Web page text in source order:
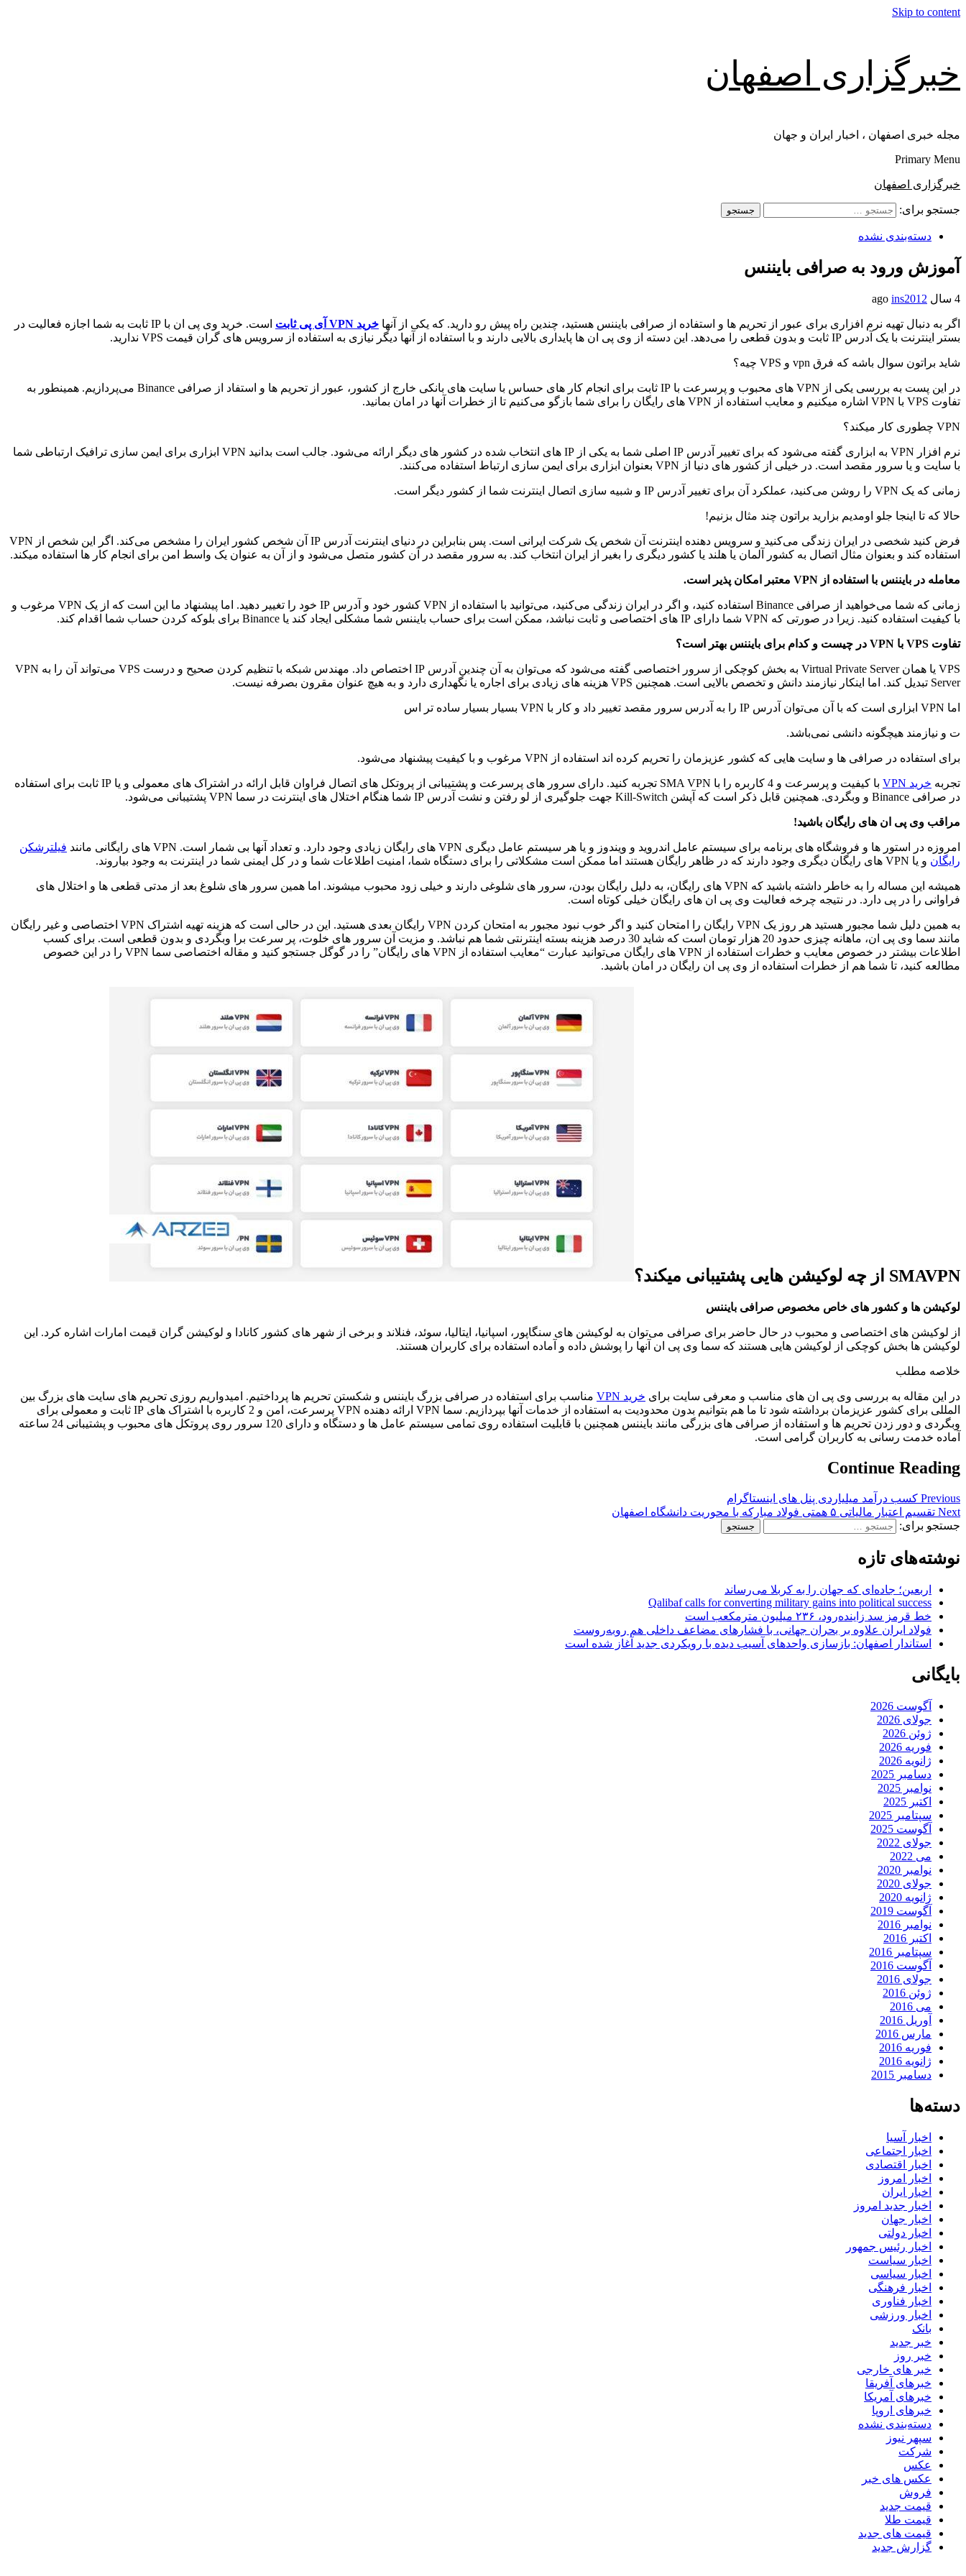
Skip to content
خبرگزاری اصفهان
مجله خبری اصفهان ، اخبار ایران و جهان
Primary Menu
خبرگزاری اصفهان
جستجو برای:
دسته‌بندی نشده
آموزش ورود به صرافی بایننس
4 سال ago ins2012
اگر به دنبال تهیه نرم افزاری برای عبور از تحریم ها و استفاده از صرافی بایننس هستید، چندین راه پیش رو دارید. که یکی از آنها خرید VPN آی پی ثابت
است. خرید وی پی ان با IP ثابت به شما اجازه فعالیت در
بستر اینترنت با یک آدرس IP ثابت و بدون قطعی را می‌دهد. این دسته از وی پی ان ها پایداری بالایی دارند و با استفاده از آنها دیگر نیازی به استفاده از سرویس های گران قیمت VPS ندارید.
شاید براتون سوال باشه که فرق vpn و VPS چیه؟
در این پست به بررسی یکی از VPN های محبوب و پرسرعت با IP ثابت برای انجام کار های حساس با سایت های بانکی خارج از کشور، عبور از تحریم ها و استفاد از صرافی Binance می‌پردازیم. همینطور به
تفاوت VPS با VPN اشاره میکنیم و معایب استفاده از VPN های رایگان را برای شما بازگو می‌کنیم تا از خطرات آنها در امان بمانید.
VPN چطوری کار میکند؟
نرم افزار VPN به ابزاری گفته می‌شود که برای تغییر آدرس IP اصلی شما به یکی از IP های انتخاب شده در کشور های دیگر ارائه می‌شود. جالب است بدانید VPN ابزاری برای ایمن سازی ترافیک ارتباطی شما
با سایت و یا سرور مقصد است. در خیلی از کشور های دنیا از VPN بعنوان ابزاری برای ایمن سازی ارتباط استفاده می‌کنند.
زمانی که یک VPN را روشن می‌کنید، عملکرد آن برای تغییر آدرس IP و شبیه سازی اتصال اینترنت شما از کشور دیگر است.
حالا که تا اینجا جلو اومدیم بزارید براتون چند مثال بزنیم!
فرض کنید شخصی در ایران زندگی می‌کنید و سرویس دهنده اینترنت آن شخص یک شرکت ایرانی است. پس بنابراین در دنیای اینترنت آدرس IP آن شخص کشور ایران را مشخص می‌کند. اگر این شخص از VPN
استفاده کند و بعنوان مثال اتصال به کشور آلمان یا هلند یا کشور دیگری را بغیر از ایران انتخاب کند. به سرور مقصد در آن کشور متصل می‌شود و از آن به عنوان یک واسط امن برای انجام کار ها استفاده میکند.
معامله در بایننس با استفاده از VPN معتبر امکان پذیر است.
زمانی که شما می‌خواهید از صرافی Binance استفاده کنید، و اگر در ایران زندگی می‌کنید، می‌توانید با استفاده از VPN کشور خود و آدرس IP خود را تغییر دهید. اما پیشنهاد ما این است که از یک VPN مرغوب و
با کیفیت استفاده کنید. زیرا در صورتی که VPN شما دارای IP های اختصاصی و ثابت نباشد، ممکن است برای حساب بایننس شما مشکلی ایجاد کند یا Binance برای بلوکه کردن حساب شما اقدام کند.
تفاوت VPS با VPN در چیست و کدام برای بایننس بهتر است؟
VPS یا همان Virtual Private Server به بخش کوچکی از سرور اختصاصی گفته می‌شود که می‌توان به آن چندین آدرس IP اختصاص داد. مهندس شبکه با تنظیم کردن صحیح و درست VPS می‌تواند آن را به VPN
Server تبدیل کند. اما اینکار نیازمند دانش و تخصص بالایی است. همچنین VPS هزینه های زیادی برای اجاره یا نگهداری دارد و به هیچ عنوان مقرون بصرفه نیست.
اما VPN ابزاری است که با آن می‌توان آدرس IP را به آدرس سرور مقصد تغییر داد و کار با VPN بسیار بسیار ساده تر اس
ت و نیازمند هیچگونه دانشی نمی‌باشد.
برای استفاده در صرافی ها و سایت هایی که کشور عزیزمان را تحریم کرده اند استفاده از VPN مرغوب و با کیفیت پیشنهاد می‌شود.
تجربه خرید VPN
با کیفیت و پرسرعت و 4 کاربره را با SMA VPN تجربه کنید. دارای سرور های پرسرعت و پشتیبانی از پروتکل های اتصال فراوان قابل ارائه در اشتراک های معمولی و یا IP ثابت برای استفاده
در صرافی Binance و وبگردی. همچنین قابل ذکر است که آپشن Kill-Switch جهت جلوگیری از لو رفتن و نشت آدرس IP شما هنگام اختلال های اینترنت در سما VPN پشتیبانی می‌شود.
مراقب وی پی ان های رایگان باشید!
امروزه در استور ها و فروشگاه های برنامه برای سیستم عامل اندروید و ویندوز و یا هر سیستم عامل دیگری VPN های رایگان زیادی وجود دارد. و تعداد آنها بی شمار است. VPN های رایگانی مانند
فیلترشکن
رایگان و یا VPN های رایگان دیگری وجود دارند که در ظاهر رایگان هستند اما ممکن است مشکلاتی را برای دستگاه شما، امنیت اطلاعات شما و در کل ایمنی شما در اینترنت به وجود بیاروند.
همیشه این مساله را به خاطر داشته باشید که VPN های رایگان، به دلیل رایگان بودن، سرور های شلوغی دارند و خیلی زود محبوب میشوند. اما همین سرور های شلوغ بعد از مدتی قطعی ها و اختلال های
فراوانی را در پی دارد. در نتیجه چرخه فعالیت وی پی ان های رایگان خیلی کوتاه است.
به همین دلیل شما مجبور هستید هر روز یک VPN رایگان را امتحان کنید و اگر خوب نبود مجبور به امتحان کردن VPN رایگان بعدی هستید. این در حالی است که هزینه تهیه اشتراک VPN اختصاصی و غیر رایگان
مانند سما وی پی ان، ماهانه چیزی حدود 20 هزار تومان است که شاید 30 درصد هزینه بسته اینترنتی شما هم نباشد. و مزیت آن سرور های خلوت، پر سرعت برا وبگردی و بدون قطعی است. برای کسب
اطلاعات بیشتر در خصوص معایب و خطرات استفاده از VPN های رایگان می‌توانید عبارت “معایب استفاده از VPN های رایگان” را در گوگل جستجو کنید و مقاله اختصاصی سما VPN را در این خصوص
مطالعه کنید، تا شما هم از خطرات استفاده از وی پی ان رایگان در امان باشید.
SMAVPN از چه لوکیشن هایی پشتیبانی میکند؟
لوکیشن ها و کشور های خاص مخصوص صرافی بایننس
از لوکیشن های اختصاصی و محبوب در حال حاضر برای صرافی می‌توان به لوکیشن های سنگاپور، اسپانیا، ایتالیا، سوئد، فنلاند و برخی از شهر های کشور کانادا و لوکیشن گران قیمت امارات اشاره کرد. این
لوکیشن ها بخش کوچکی از لوکیشن هایی هستند که سما وی پی ان آنها را پوشش داده و آماده استفاده برای کاربران هستند.
خلاصه مطلب
در این مقاله به بررسی وی پی ان های مناسب و معرفی سایت برای خرید VPN
مناسب برای استفاده در صرافی بزرگ بایننس و شکستن تحریم ها پرداختیم. امیدواریم روزی تحریم های سایت های بزرگ بین
المللی برای کشور عزیزمان برداشته شود تا ما هم بتوانیم بدون محدودیت به استفاده از خدمات آنها بپردازیم. سما VPN ارائه دهنده VPN پرسرعت، امن و 2 کاربره با اشتراک های IP ثابت و معمولی برای
وبگردی و دور زدن تحریم ها و استفاده از صرافی های بزرگی مانند بایننس همچنین با قابلیت استفاده روی تمامی سیستم عامل ها و دستگاه و دارای 120 سرور روی پروتکل های محبوب و پشتیبانی 24 ساعته
آماده خدمت رسانی به کاربران گرامی است.
Continue Reading
Previous کسب درآمد میلیاردی پنل های اینستاگرام
Next تقسیم اعتبار مالیاتی ۵ همتی فولاد مبارکه با محوریت دانشگاه اصفهان
جستجو برای:
نوشته‌های تازه
اربعین؛ جاده‌ای که جهان را به کربلا می‌رساند
Qalibaf calls for converting military gains into political success
خط قرمز سد زاینده‌رود، ۲۳۶ میلیون مترمکعب است
فولاد ایران علاوه بر بحران جهانی، با فشارهای مضاعف داخلی هم روبه‌روست
استاندار اصفهان: بازسازی واحدهای آسیب دیده با رویکردی جدید آغاز شده است
بایگانی
آگوست 2026
جولای 2026
ژوئن 2026
فوریه 2026
ژانویه 2026
دسامبر 2025
نوامبر 2025
اکتبر 2025
سپتامبر 2025
آگوست 2025
جولای 2022
می 2022
نوامبر 2020
جولای 2020
ژانویه 2020
آگوست 2019
نوامبر 2016
اکتبر 2016
سپتامبر 2016
آگوست 2016
جولای 2016
ژوئن 2016
می 2016
آوریل 2016
مارس 2016
فوریه 2016
ژانویه 2016
دسامبر 2015
دسته‌ها
اخبار آسیا
اخبار اجتماعی
اخبار اقتصادی
اخبار امروز
اخبار ایران
اخبار جدید امروز
اخبار جهان
اخبار دولتی
اخبار رئیس جمهور
اخبار سیاست
اخبار سیاسی
اخبار فرهنگی
اخبار فناوری
اخبار ورزشی
بانک
خبر جدید
خبر روز
خبر های خارجی
خبرهای آفریقا
خبرهای آمریکا
خبرهای اروپا
دسته‌بندی نشده
سپهر نیوز
شرکت
عکس
عکس های خبر
فروش
قیمت جدید
قیمت طلا
قیمت های جدید
گزارش جدید